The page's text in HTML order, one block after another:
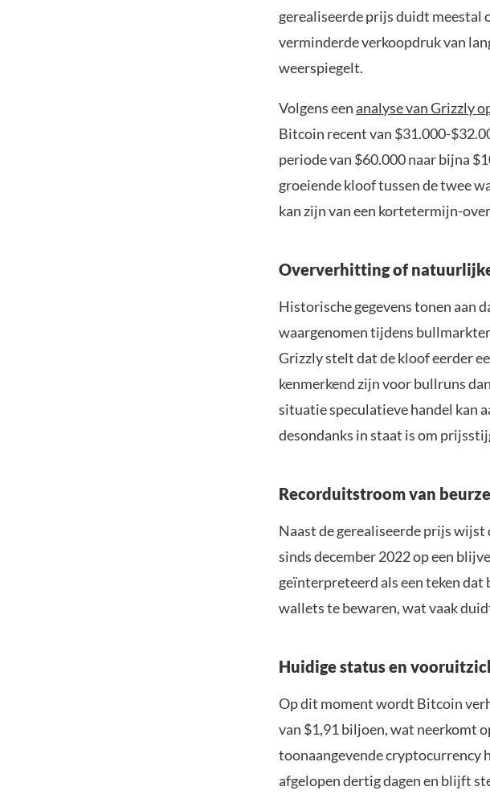
gerealiseerde prijs duidt meestal
verminderde verkoopdruk van
weerspiegelt.
Volgens eenanalyse van Grizzly
Bitcoin recent van $31.000-
periode van $60.000 naar bijna
groeiende kloof tussen de twee
kan zijn van een kortetermijn-
Oververhitting of
Historische gegevens tonen aan
waargenomen tijdens
Grizzly stelt dat de kloof eerder
kenmerkend zijn voor bullruns
situatie speculatieve handel kan
desondanks in staat is om
Recorduitstroom van
Naast de gerealiseerde prijs
sinds december 2022 op een
geïnterpreteerd als een teken dat
wallets te bewaren, wat vaak
Huidige status en
Op dit moment wordt Bitcoin
van $1,91 biljoen, wat neerkomt
toonaangevende cryptocurrency
afgelopen dertig dagen en blijft